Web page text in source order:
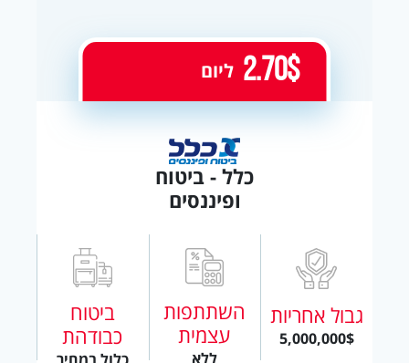
כלל - ביטוח
ופיננסים
גבול אחריות
5,000,000$
השתתפות
עצמית
ללא
ביטוח
כבודהת
2.70$ ליום